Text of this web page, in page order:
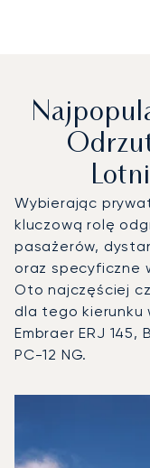
Wybierając
kluczową rolę
pasażerów,
oraz specyficzne
Oto najczęściej
dla tego kierunku
Embraer ERJ
PC-12 NG.
Zasięg (NM)